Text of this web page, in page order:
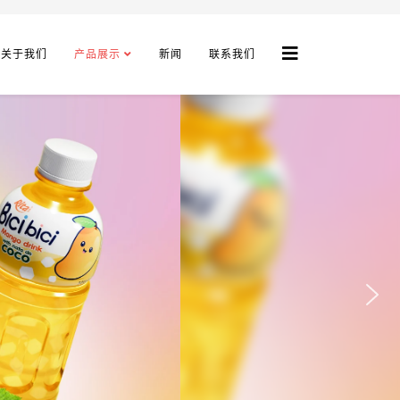
关于我们 产品展示 新闻 联系我们